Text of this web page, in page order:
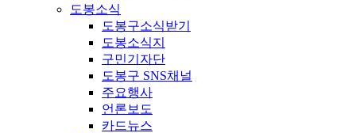
도봉소식
도봉구소식받기
도봉소식지
구민기자단
도봉구 SNS채널
주요행사
언론보도
카드뉴스